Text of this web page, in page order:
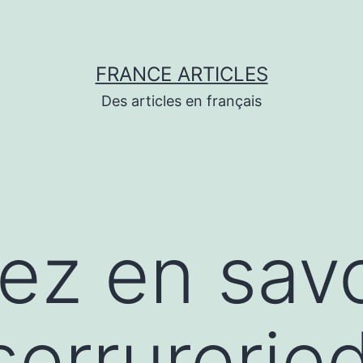
FRANCE ARTICLES
Des articles en français
en